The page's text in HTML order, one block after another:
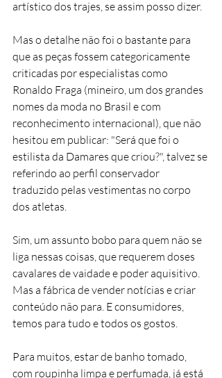
artístico dos trajes, se assim posso dizer.
Mas o detalhe não foi o bastante para
que as peças fossem categoricamente
criticadas por especialistas como
Ronaldo Fraga (mineiro, um dos grandes
nomes da moda no Brasil e com
reconhecimento internacional), que não
hesitou em publicar: "Será que foi o
estilista da Damares que criou?", talvez se
referindo ao perfil conservador
traduzido pelas vestimentas no corpo
dos atletas.
Sim, um assunto bobo para quem não se
liga nessas coisas, que requerem doses
cavalares de vaidade e poder aquisitivo.
Mas a fábrica de vender notícias e criar
conteúdo não para. E consumidores,
temos para tudo e todos os gostos.
Para muitos, estar de banho tomado,
com roupinha limpa e perfumada, já está